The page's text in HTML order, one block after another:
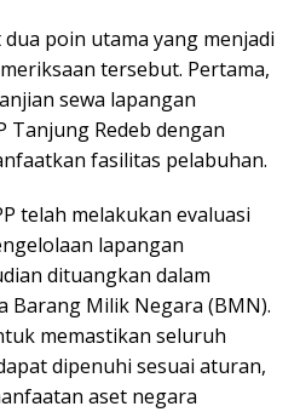
poin utama yang menjadi
tersebut. Pertama,
sewa lapangan
Tanjung Redeb dengan
fasilitas pelabuhan.
telah melakukan evaluasi
lapangan
dituangkan dalam
Barang Milik Negara (BMN).
memastikan seluruh
dipenuhi sesuai aturan,
aset negara